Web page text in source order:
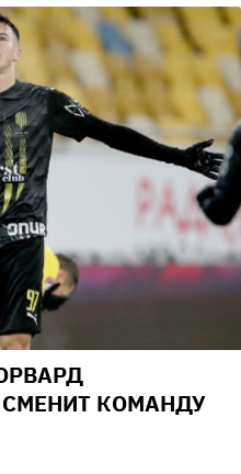
КОМАНДУ